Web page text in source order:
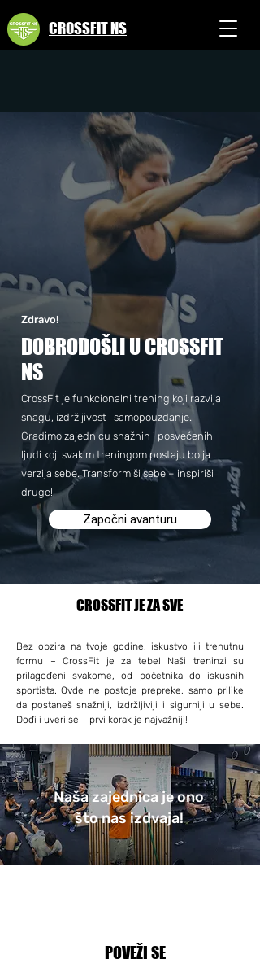
CROSSFIT NS
Zdravo!
DOBRODOŠLI U CROSSFIT
NS
CrossFit je funkcionalni trening koji razvija
snagu, izdržljivost i samopouzdanje.
Gradimo zajednicu snažnih i posvećenih
ljudi koji svakim treningom postaju bolja
verzija sebe. Transformiši sebe – inspiriši
druge!
Započni avanturu
CROSSFIT JE ZA SVE
Bez obzira na tvoje godine, iskustvo ili trenutnu
formu – CrossFit je za tebe! Naši treninzi su
prilagođeni svakome, od početnika do iskusnih
sportista. Ovde ne postoje prepreke, samo prilike
da postaneš snažniji, izdržljiviji i sigurniji u sebe.
Dođi i uveri se – prvi korak je najvažniji!
Naša zajednica je ono
što nas izdvaja!
POVEŽI SE